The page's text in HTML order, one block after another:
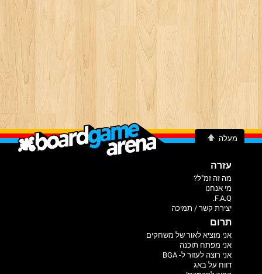
מעלה
עזרה
מה זה זמ"ל?
מי אנחנו
F.A.Q.
יצירת קשר / תמיכה
תרום
אני מוציא לאור של משחקים
אני מפתח תוכנה
אני רוצה לעזור ל- BGA
דווח על באג